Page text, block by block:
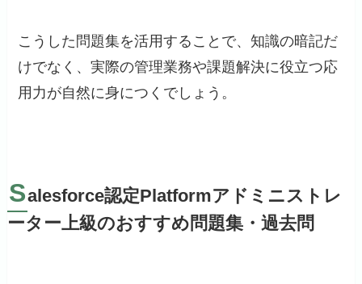
こうした問題集を活用することで、知識の暗記だ
けでなく、実際の管理業務や課題解決に役立つ応
用力が自然に身につくでしょう。
Salesforce認定Platformアドミニストレ
ーター上級のおすすめ問題集・過去問